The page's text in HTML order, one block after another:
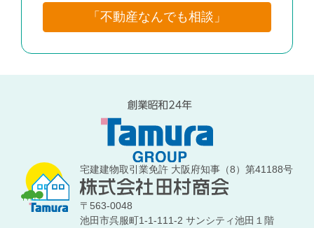
「不動産なんでも相談」
宅建建物取引業免許 大阪府知事（8）第41188号
〒563-0048
池田市呉服町1-1-111-2 サンシティ池田１階